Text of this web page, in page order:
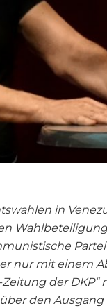
in
Partei
nur mit einem
Zeitung der
über den